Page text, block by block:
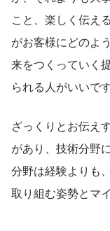
こと、楽しく伝え
がお客様にどのよ
来をつくっていく
られる人がいいです
ざっくりとお伝え
があり、技術分野
分野は経験よりも
取り組む姿勢とマ